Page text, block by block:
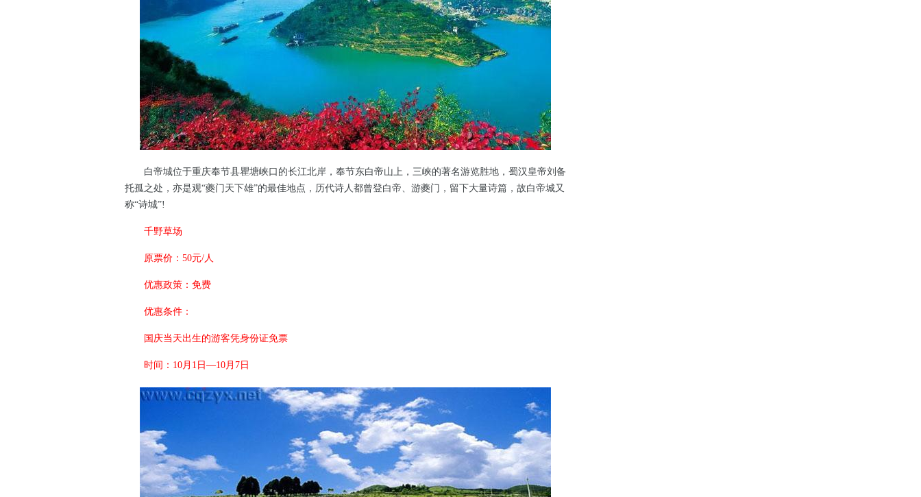
白帝城位于重庆奉节县瞿塘峡口的长江北岸，奉节东白帝山上，三峡的著名游览胜地，蜀汉皇帝刘备
托孤之处，亦是观“夔门天下雄”的最佳地点，历代诗人都曾登白帝、游夔门，留下大量诗篇，故白帝城又
称“诗城”!
千野草场
原票价：50元/人
优惠政策：免费
优惠条件：
国庆当天出生的游客凭身份证免票
时间：10月1日—10月7日